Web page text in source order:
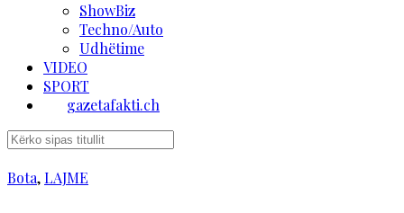
ShowBiz
Techno/Auto
Udhëtime
VIDEO
SPORT
gazetafakti.ch
Bota,LAJME